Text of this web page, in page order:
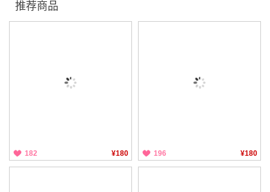
推荐商品
182 ¥180 196 ¥180